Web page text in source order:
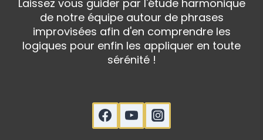
Laissez vous guider par l'étude harmonique
de notre équipe autour de phrases
improvisées afin d'en comprendre les
logiques pour enfin les appliquer en toute
sérénité !